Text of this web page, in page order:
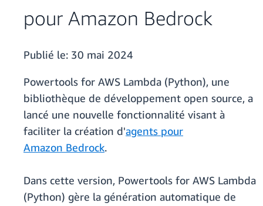
pour Amazon Bedrock
Publié le: 30 mai 2024
Powertools for AWS Lambda (Python), une
bibliothèque de développement open source, a
lancé une nouvelle fonctionnalité visant à
faciliter la création d'agents pour
Amazon Bedrock.
Dans cette version, Powertools for AWS Lambda
(Python) gère la génération automatique de